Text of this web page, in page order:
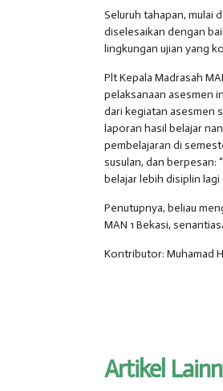
Seluruh tahapan, mulai
diselesaikan dengan
lingkungan ujian yang
Plt Kepala Madrasah
pelaksanaan asesmen
dari kegiatan asesmen
laporan hasil belajar
pembelajaran di
susulan, dan berpesan:
belajar lebih disiplin
Penutupnya, beliau
MAN 1 Bekasi,
Kontributor: Muhamad
Artikel